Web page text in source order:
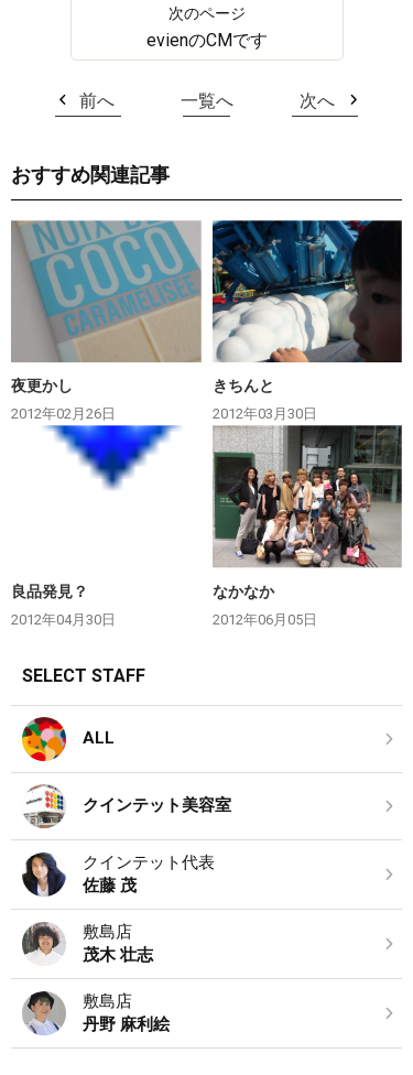
evienのCMです
前へ 一覧へ 次へ
おすすめ関連記事
夜更かし
2012年02月26日
きちんと
2012年03月30日
良品発見？
2012年04月30日
なかなか
2012年06月05日
SELECT STAFF
ALL
クインテット美容室
クインテット代表
佐藤 茂
敷島店
茂木 壮志
敷島店
丹野 麻利絵